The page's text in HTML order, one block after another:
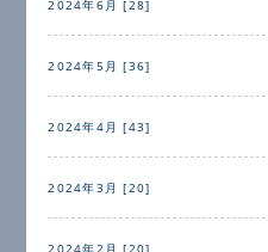
2024年6月 [28]
2024年5月 [36]
2024年4月 [43]
2024年3月 [20]
2024年2月 [20]